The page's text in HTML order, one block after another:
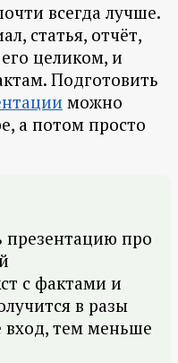
всегда лучше.
статья, отчёт,
целиком, и
Подготовить
можно
а потом просто
презентацию про
с фактами и
в разы
вход, тем меньше